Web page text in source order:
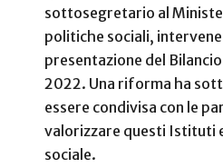
sottosegretario al
politiche sociali,
presentazione del Bilancio
2022. Una riforma ha
essere condivisa con le
valorizzare questi Istituti
sociale.